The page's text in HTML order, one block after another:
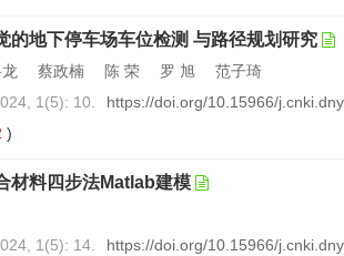
的地下停车场车位检测 与路径规划研究
龙 蔡政楠 陈 荣 罗 旭 范子琦
1(5): 10.
https://doi.org/10.15966/
)
材料四步法Matlab建模
1(5): 14.
https://doi.org/10.15966/